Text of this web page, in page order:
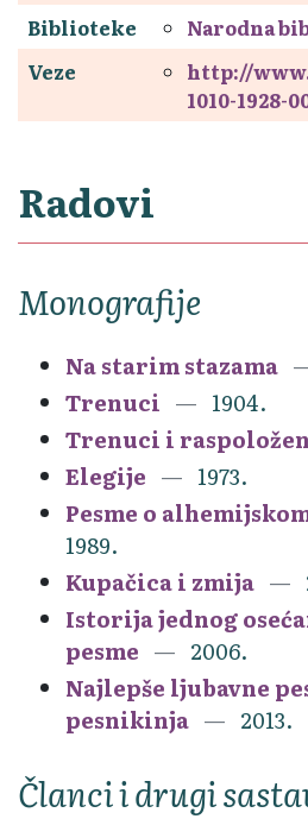
Biblioteke
Narodna
Veze
http://
1010-1928-
Radovi
Monografije
Na starim stazama
Trenuci
1904.
Trenuci i
Elegije
1973.
Pesme o
1989.
Kupačica i zmija
Istorija jednog
pesme
2006.
Najlepše ljubavne
pesnikinja
2013.
Članci i drugi